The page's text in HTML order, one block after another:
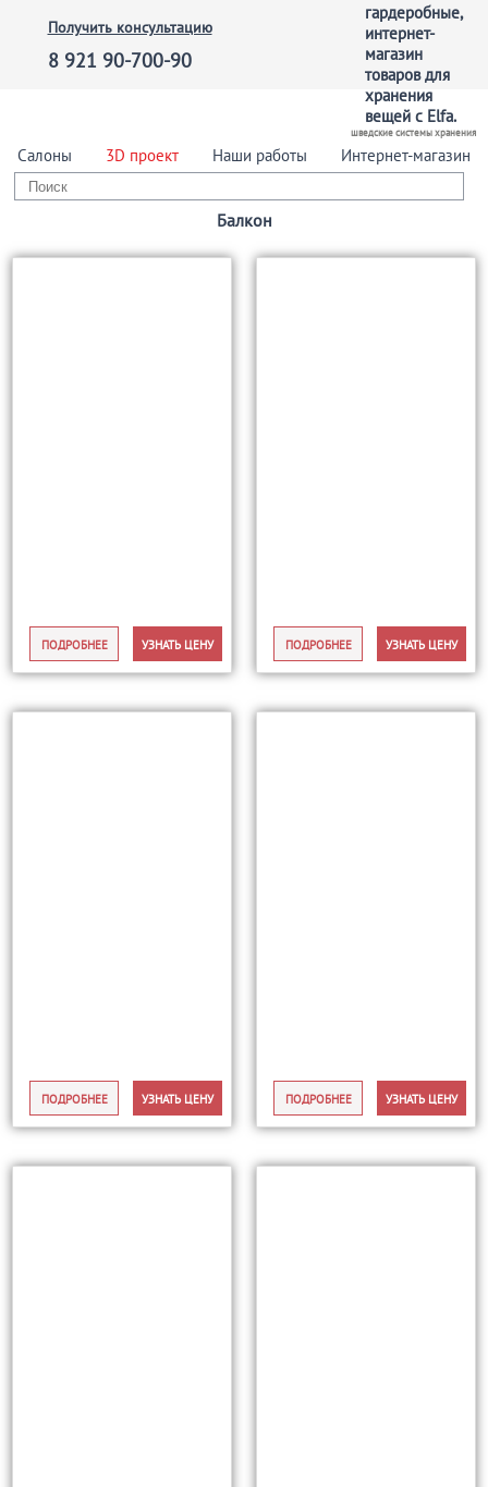
Получить консультацию
8 921 90-700-90
шведские системы хранения
Салоны 3D проект Наши работы Интернет-магазин
Балкон
ПОДРОБНЕЕ УЗНАТЬ ЦЕНУ ПОДРОБНЕЕ УЗНАТЬ ЦЕНУ
ПОДРОБНЕЕ УЗНАТЬ ЦЕНУ ПОДРОБНЕЕ УЗНАТЬ ЦЕНУ